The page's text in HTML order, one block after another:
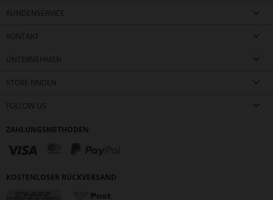
KUNDENSERVICE
KONTAKT
UNTERNEHMEN
STORE FINDEN
FOLLOW US
ZAHLUNGSMETHODEN
KOSTENLOSER RÜCKVERSAND